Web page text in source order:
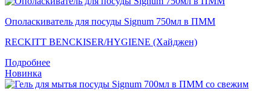
Ополаскиватель для посуды Signum 750мл в ПММ
RECKITT BENCKISER/HYGIENE (Хайджен)
Подробнее
Новинка